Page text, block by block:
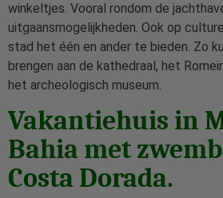
winkeltjes. Vooral rondom de
uitgaansmogelijkheden. Ook op
stad het één en ander te bieden. Zo
brengen aan de kathedraal, het
het archeologisch museum.
Vakantiehuis in
Bahia met
Costa Dorada.